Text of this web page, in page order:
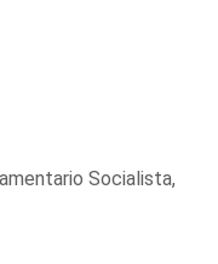
Socialista,